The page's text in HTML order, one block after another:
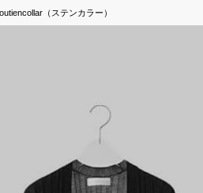
（ステンカラー）